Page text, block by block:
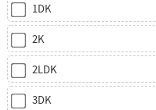
1DK
2K
2LDK
3DK